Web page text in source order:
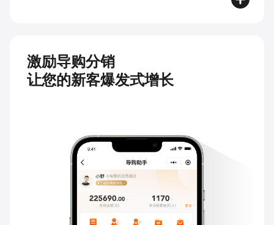
激励导购分销
让您的新客爆发式增长